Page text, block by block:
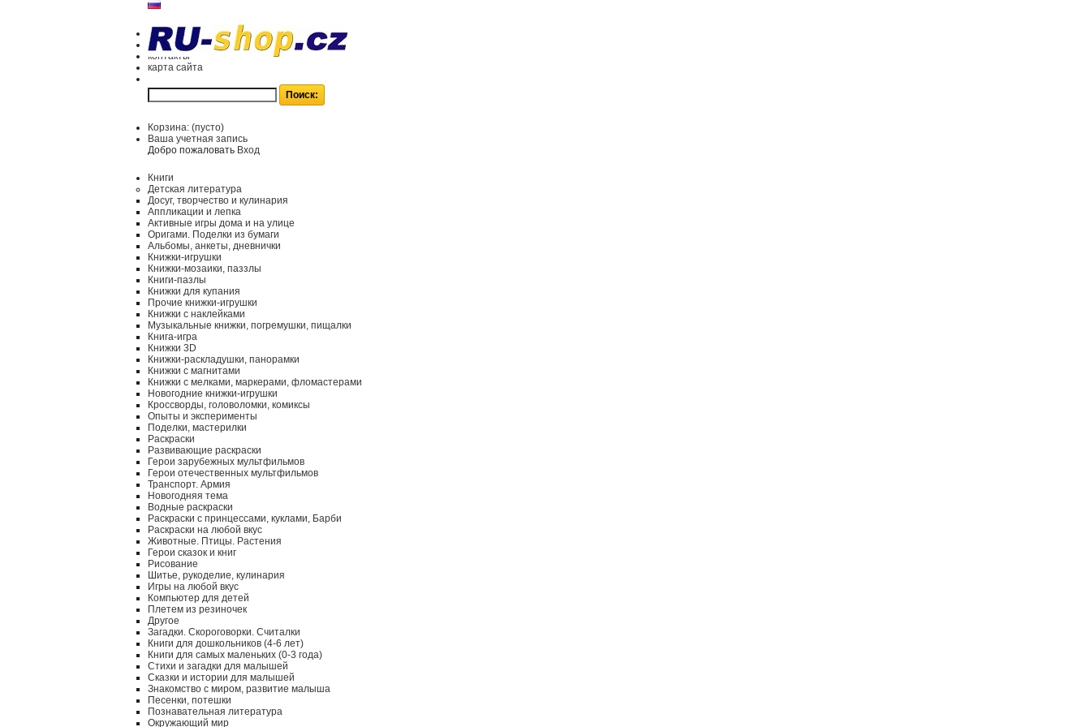
контакты
карта сайта
Корзина: (пусто)
Ваша учетная запись
Добро пожаловать Вход
Книги
Детская литература
Досуг, творчество и кулинария
Аппликации и лепка
Активные игры дома и на улице
Оригами. Поделки из бумаги
Альбомы, анкеты, дневнички
Книжки-игрушки
Книжки-мозаики, паззлы
Книги-пазлы
Книжки для купания
Прочие книжки-игрушки
Книжки с наклейками
Музыкальные книжки, погремушки, пищалки
Книга-игра
Книжки 3D
Книжки-раскладушки, панорамки
Книжки с магнитами
Книжки с мелками, маркерами, фломастерами
Новогодние книжки-игрушки
Кроссворды, головоломки, комиксы
Опыты и эксперименты
Поделки, мастерилки
Раскраски
Развивающие раскраски
Герои зарубежных мультфильмов
Герои отечественных мультфильмов
Транспорт. Армия
Новогодняя тема
Водные раскраски
Раскраски с принцессами, куклами, Барби
Раскраски на любой вкус
Животные. Птицы. Растения
Герои сказок и книг
Рисование
Шитье, рукоделие, кулинария
Игры на любой вкус
Компьютер для детей
Плетем из резиночек
Другое
Загадки. Скороговорки. Считалки
Книги для дошкольников (4-6 лет)
Книги для самых маленьких (0-3 года)
Стихи и загадки для малышей
Сказки и истории для малышей
Знакомство с миром, развитие малыша
Песенки, потешки
Познавательная литература
Окружающий мир